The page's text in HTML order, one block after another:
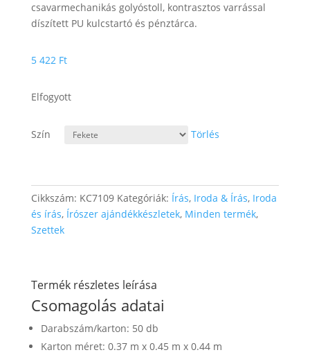
csavarmechanikás golyóstoll, kontrasztos varrással
díszített PU kulcstartó és pénztárca.
5 422 Ft
Elfogyott
Szín Törlés
Cikkszám: KC7109 Kategóriák: Írás, Iroda & Írás, Iroda
és írás, Írószer ajándékkészletek, Minden termék,
Szettek
Termék részletes leírása
Csomagolás adatai
Darabszám/karton: 50 db
Karton méret: 0.37 m x 0.45 m x 0.44 m